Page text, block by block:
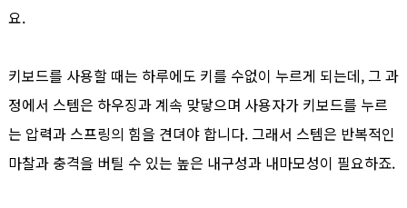
요.
키보드를 사용할 때는 하루에도 키를 수없이 누르게 되는데, 그 과
정에서 스템은 하우징과 계속 맞닿으며 사용자가 키보드를 누르
는 압력과 스프링의 힘을 견뎌야 합니다. 그래서 스템은 반복적인
마찰과 충격을 버틸 수 있는 높은 내구성과 내마모성이 필요하죠.